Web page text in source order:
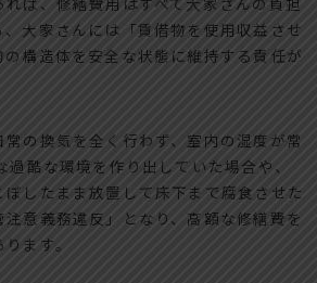
、大家さんには「賃借物を使用収益させ
構造体を安全な状態に維持する責任が
の換気を全く行わず、室内の湿度が常
酷な環境を作り出していた場合や、
したまま放置して床下まで腐食させた
意義務違反」となり、高額な修繕費を
ます。